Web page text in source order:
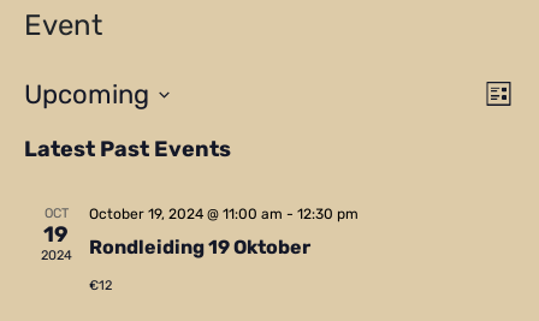
Event
List
Upcoming
Latest Past Events
OCT
19
2024
October 19, 2024 @ 11:00 am - 12:30 pm
Rondleiding 19 Oktober
€12